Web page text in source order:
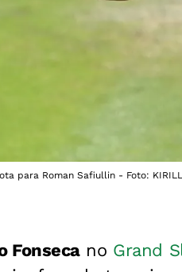
para Roman Safiullin - Foto: KIRILL
Fonsecano Grand